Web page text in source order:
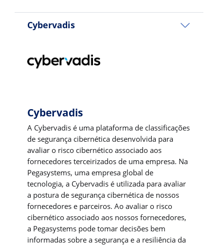
Cybervadis
Cybervadis
A Cybervadis é uma plataforma de classificações
de segurança cibernética desenvolvida para
avaliar o risco cibernético associado aos
fornecedores terceirizados de uma empresa. Na
Pegasystems, uma empresa global de
tecnologia, a Cybervadis é utilizada para avaliar
a postura de segurança cibernética de nossos
fornecedores e parceiros. Ao avaliar o risco
cibernético associado aos nossos fornecedores,
a Pegasystems pode tomar decisões bem
informadas sobre a segurança e a resiliência da